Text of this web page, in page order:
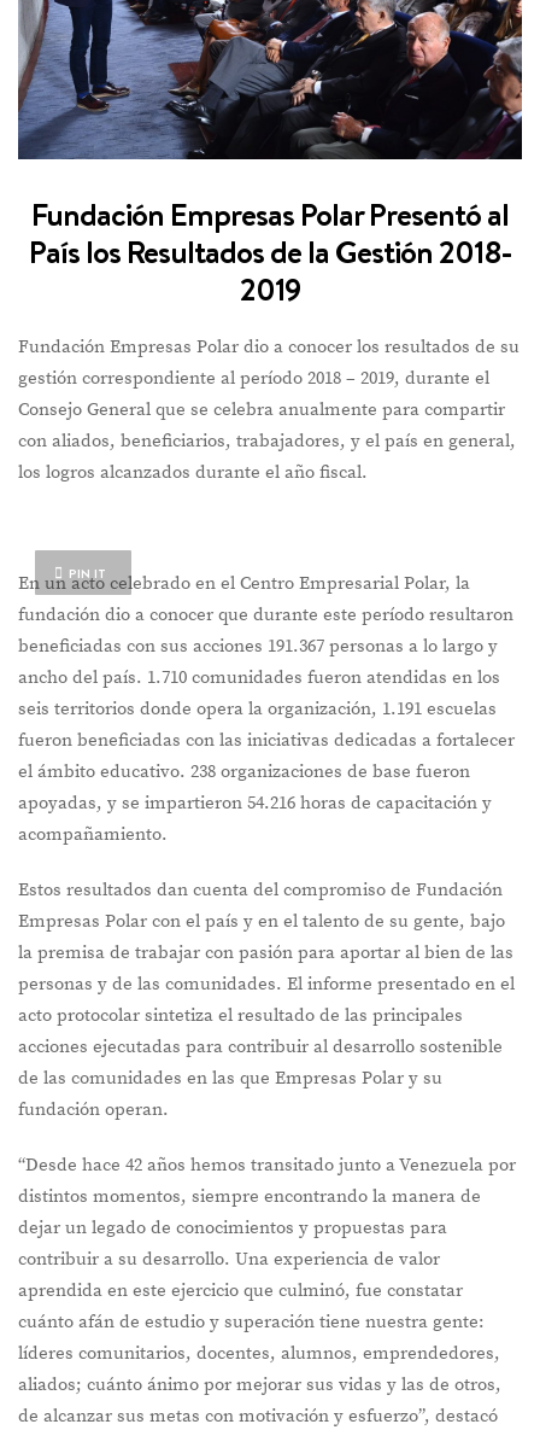
Fundación Empresas Polar Presentó al
País los Resultados de la Gestión 2018-
2019
Fundación Empresas Polar dio a conocer los resultados de su
gestión correspondiente al período 2018 – 2019, durante el
Consejo General que se celebra anualmente para compartir
con aliados, beneficiarios, trabajadores, y el país en general,
los logros alcanzados durante el año fiscal.
PIN IT
En un acto celebrado en el Centro Empresarial Polar, la
fundación dio a conocer que durante este período resultaron
beneficiadas con sus acciones 191.367 personas a lo largo y
ancho del país. 1.710 comunidades fueron atendidas en los
seis territorios donde opera la organización, 1.191 escuelas
fueron beneficiadas con las iniciativas dedicadas a fortalecer
el ámbito educativo. 238 organizaciones de base fueron
apoyadas, y se impartieron 54.216 horas de capacitación y
acompañamiento.
Estos resultados dan cuenta del compromiso de Fundación
Empresas Polar con el país y en el talento de su gente, bajo
la premisa de trabajar con pasión para aportar al bien de las
personas y de las comunidades. El informe presentado en el
acto protocolar sintetiza el resultado de las principales
acciones ejecutadas para contribuir al desarrollo sostenible
de las comunidades en las que Empresas Polar y su
fundación operan.
“Desde hace 42 años hemos transitado junto a Venezuela por
distintos momentos, siempre encontrando la manera de
dejar un legado de conocimientos y propuestas para
contribuir a su desarrollo. Una experiencia de valor
aprendida en este ejercicio que culminó, fue constatar
cuánto afán de estudio y superación tiene nuestra gente:
líderes comunitarios, docentes, alumnos, emprendedores,
aliados; cuánto ánimo por mejorar sus vidas y las de otros,
de alcanzar sus metas con motivación y esfuerzo”, destacó